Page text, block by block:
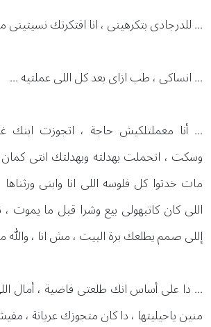
... للدرجادى بتكرهينى ، انا افتكرتك
... انساكى ، طب ازاى بعد كل اللى عملتيه ...
... أنا معملتلكيش حاجة ، اتجوزت
وسكت ، اتحملت بهدلته وبهدلتك انتى
مات خدتوا كل فلوسه اللى انا وابنى
اللى كان كاتبهولى بيع وشرا قبل ما يموت
إللى صمم يطلعك برة البيت ، مش انا ،
... دا على أساس انك طلعتى فاضية ، أمال
منين ياحيليتها ، دا كان متجوزك عريانة ،